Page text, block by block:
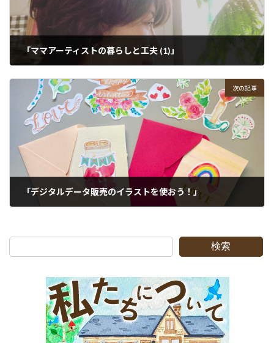
「ママアーティストの暮らしと工夫 (1)」
次の記事
「デジタルデータ販売のイラストを使おう！」
検索